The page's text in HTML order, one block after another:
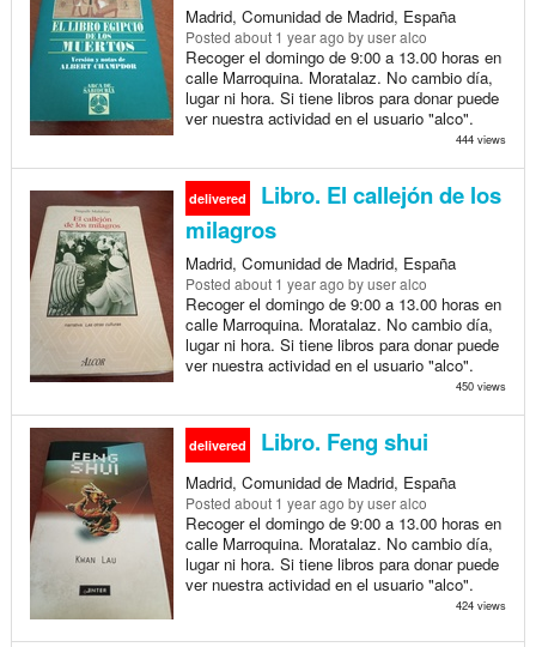
Madrid, Comunidad de Madrid, España
Posted about 1 year ago by user alco
Recoger el domingo de 9:00 a 13.00 horas en
calle Marroquina. Moratalaz. No cambio día,
lugar ni hora. Si tiene libros para donar puede
ver nuestra actividad en el usuario "alco".
444 views
delivered
Libro. El callejón de los
milagros
Madrid, Comunidad de Madrid, España
Posted about 1 year ago by user alco
Recoger el domingo de 9:00 a 13.00 horas en
calle Marroquina. Moratalaz. No cambio día,
lugar ni hora. Si tiene libros para donar puede
ver nuestra actividad en el usuario "alco".
450 views
delivered Libro. Feng shui
Madrid, Comunidad de Madrid, España
Posted about 1 year ago by user alco
Recoger el domingo de 9:00 a 13.00 horas en
calle Marroquina. Moratalaz. No cambio día,
lugar ni hora. Si tiene libros para donar puede
ver nuestra actividad en el usuario "alco".
424 views